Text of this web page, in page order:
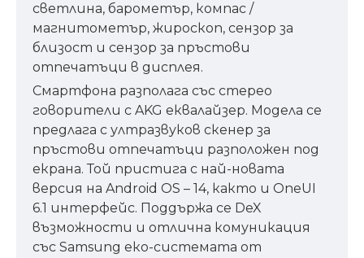
светлина, барометър, компас /
магнитометър, жироскоп, сензор за
близост и сензор за пръстови
отпечатъци в дисплея.
Смартфона разполага със стерео
говорители с AKG еквалайзер. Модела се
предлага с ултразвуков скенер за
пръстови отпечатъци разположен под
екрана. Той пристига с най-новата
версия на Android OS – 14, както и OneUI
6.1 интерфейс. Поддържа се DeX
възможности и отлична комуникация
със Samsung еко-системата от